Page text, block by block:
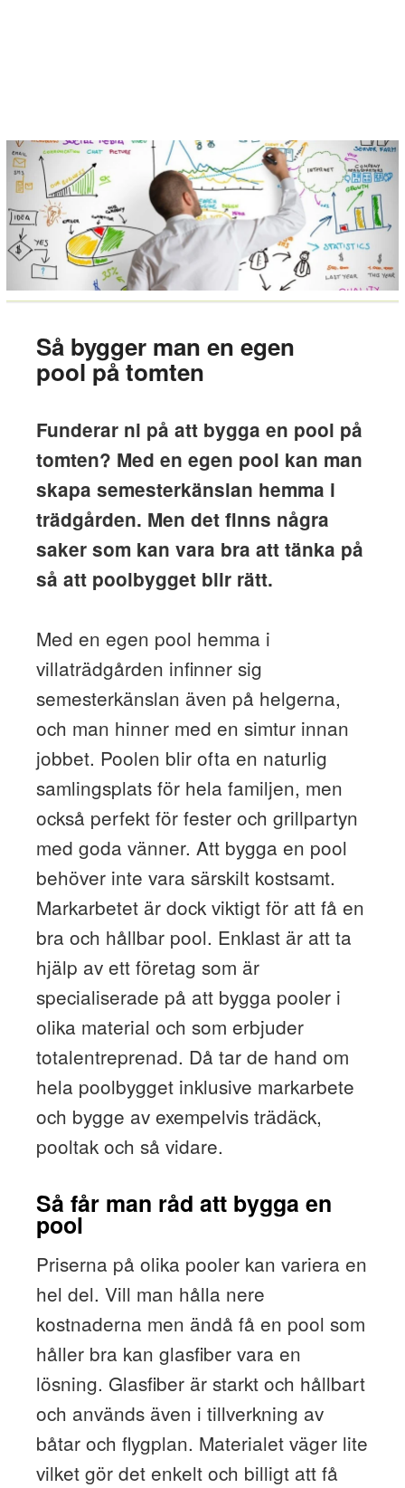
Så bygger man en egen
pool på tomten
Funderar ni på att bygga en pool på
tomten? Med en egen pool kan man
skapa semesterkänslan hemma i
trädgården. Men det finns några
saker som kan vara bra att tänka på
så att poolbygget blir rätt.
Med en egen pool hemma i
villaträdgården infinner sig
semesterkänslan även på helgerna,
och man hinner med en simtur innan
jobbet. Poolen blir ofta en naturlig
samlingsplats för hela familjen, men
också perfekt för fester och grillpartyn
med goda vänner. Att bygga en pool
behöver inte vara särskilt kostsamt.
Markarbetet är dock viktigt för att få en
bra och hållbar pool. Enklast är att ta
hjälp av ett företag som är
specialiserade på att bygga pooler i
olika material och som erbjuder
totalentreprenad. Då tar de hand om
hela poolbygget inklusive markarbete
och bygge av exempelvis trädäck,
pooltak och så vidare.
Så får man råd att bygga en
pool
Priserna på olika pooler kan variera en
hel del. Vill man hålla nere
kostnaderna men ändå få en pool som
håller bra kan glasfiber vara en
lösning. Glasfiber är starkt och hållbart
och används även i tillverkning av
båtar och flygplan. Materialet väger lite
vilket gör det enkelt och billigt att få